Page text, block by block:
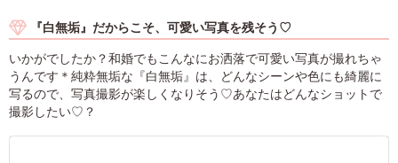
『白無垢』だからこそ、可愛い写真を残そう♡
いかがでしたか？和婚でもこんなにお洒落で可愛い写真が撮れちゃ
うんです＊純粋無垢な『白無垢』は、どんなシーンや色にも綺麗に
写るので、写真撮影が楽しくなりそう♡あなたはどんなショットで
撮影したい♡？